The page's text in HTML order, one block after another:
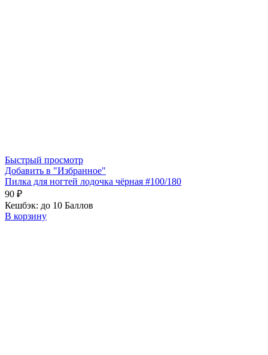
Быстрый просмотр
Добавить в "Избранное"
Пилка для ногтей лодочка чёрная #100/180
90 ₽
Кешбэк: до 10 Баллов
В корзину